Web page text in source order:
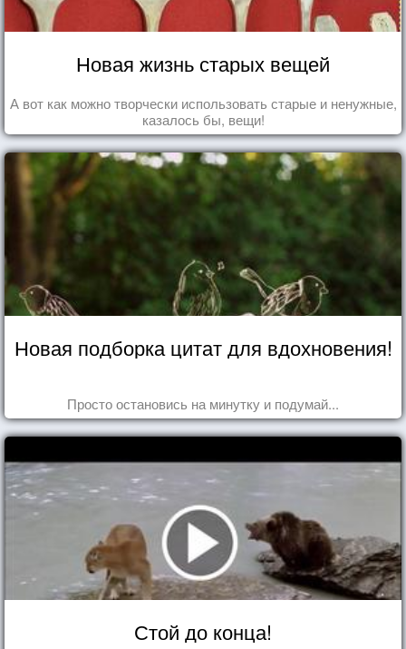
Новая жизнь старых вещей
А вот как можно творчески использовать старые и ненужные,
казалось бы, вещи!
Новая подборка цитат для вдохновения!
Просто остановись на минутку и подумай...
Стой до конца!